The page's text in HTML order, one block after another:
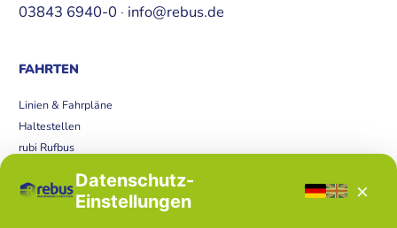
03843 6940-0 · info@rebus.de
FAHRTEN
Linien & Fahrpläne
Haltestellen
rubi Rufbus
Störungen Datenschutz-
Einstellungen
×